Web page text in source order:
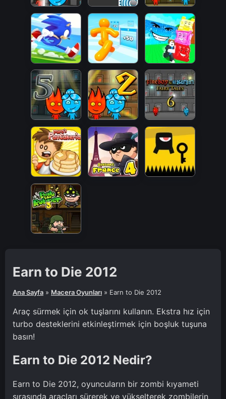
Earn to Die 2012
Ana Sayfa » Macera Oyunları » Earn to Die 2012
Araç sürmek için ok tuşlarını kullanın. Ekstra hız için
turbo desteklerini etkinleştirmek için boşluk tuşuna
basın!
Earn to Die 2012 Nedir?
Earn to Die 2012, oyuncuların bir zombi kıyameti
sırasında araçları sürerek ve yükselterek zombilerin